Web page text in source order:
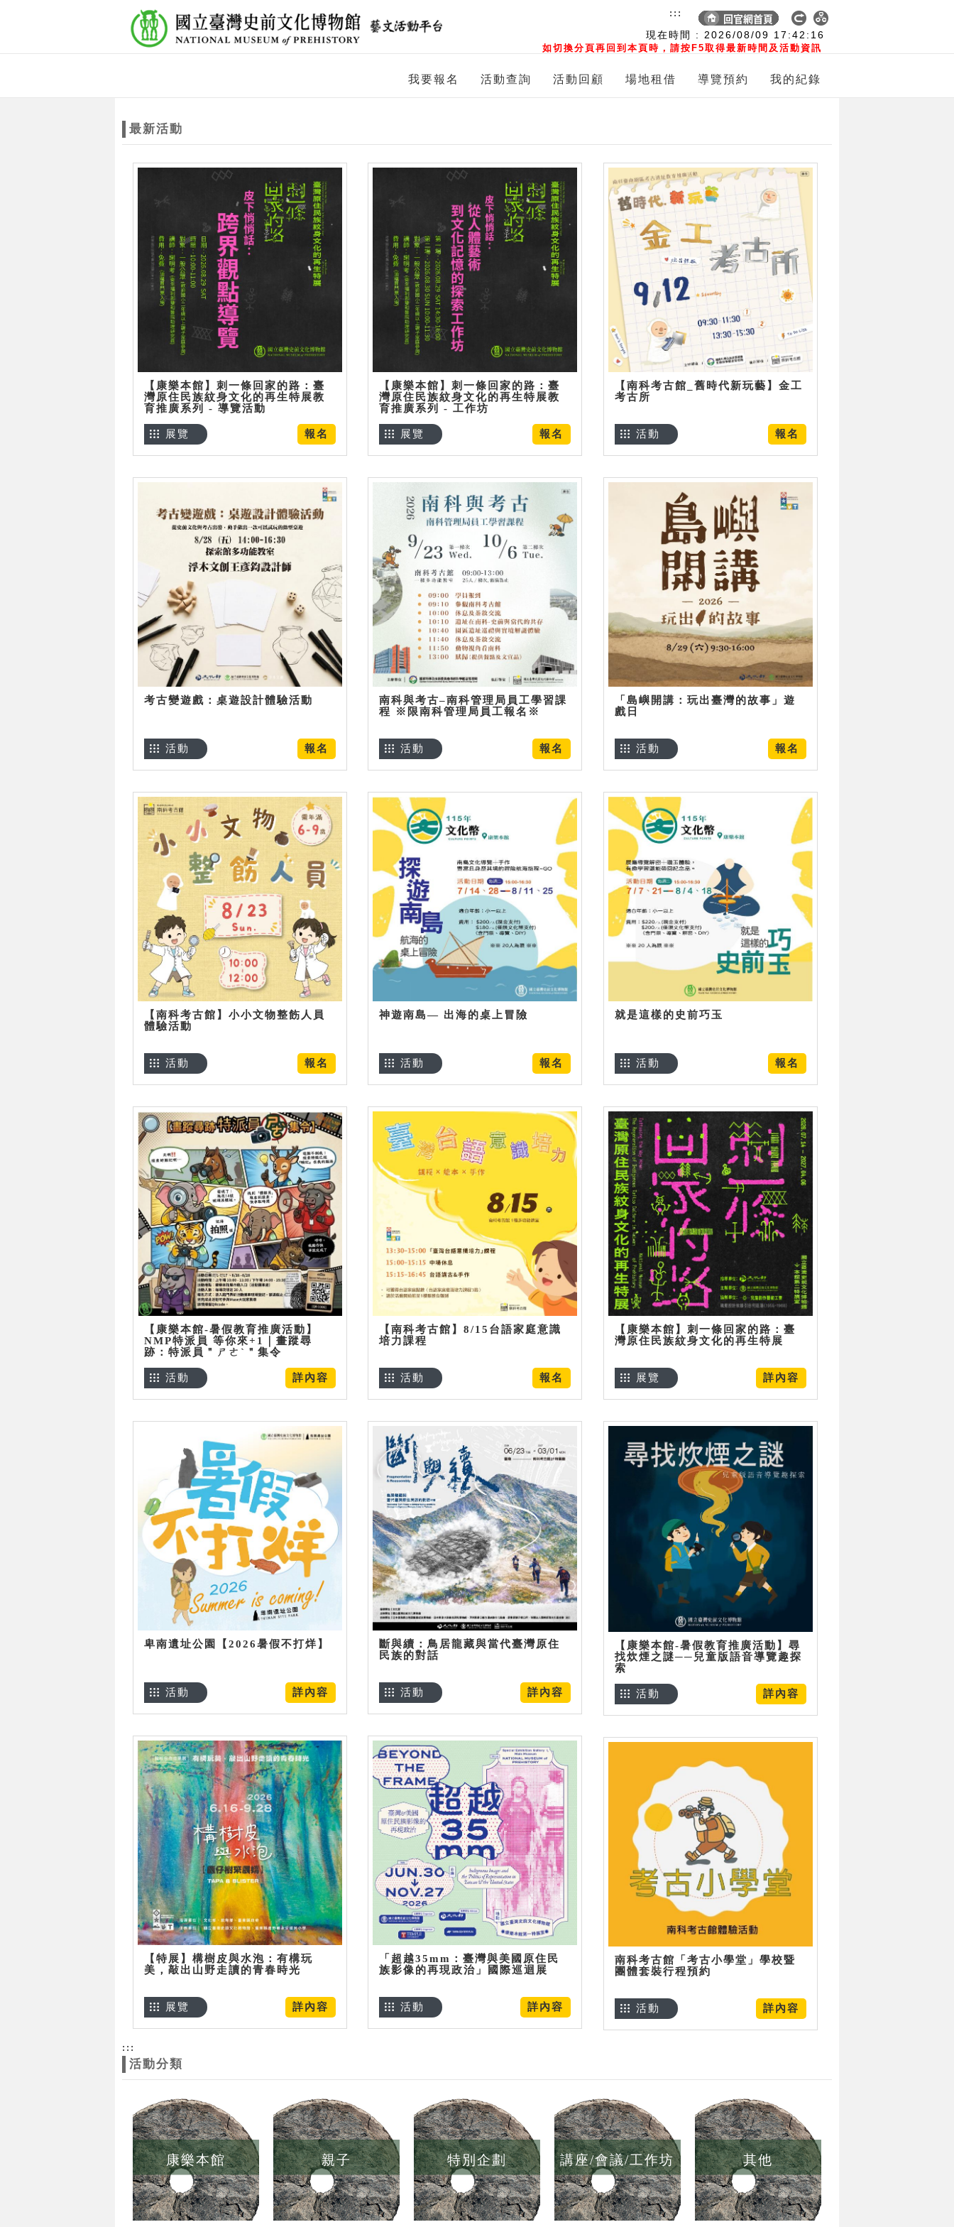
現在時間 : 2026/08/09 17:42:17
如切換分頁再回到本頁時，請按F5取得最新時間及活動資訊
:::
我要報名 活動查詢 活動回顧 場地租借 導覽預約 我的紀錄
最新活動
【康樂本館】刺一條回家的路：臺
灣原住民族紋身文化的再生特展教
育推廣系列 - 導覽活動
報名
展覽
【康樂本館】刺一條回家的路：臺
灣原住民族紋身文化的再生特展教
育推廣系列 - 工作坊
報名
展覽
【南科考古館_舊時代新玩藝】金工
考古所
報名
活動
考古變遊戲：桌遊設計體驗活動
報名
活動
南科與考古–南科管理局員工學習課
程 ※限南科管理局員工報名※
報名
活動
「島嶼開講：玩出臺灣的故事」遊
戲日
報名
活動
【南科考古館】小小文物整飭人員
體驗活動
報名
活動
神遊南島— 出海的桌上冒險
報名
活動
就是這樣的史前巧玉
報名
活動
【康樂本館-暑假教育推廣活動】
NMP特派員 等你來+1｜畫蹤尋
跡：特派員＂ㄕㄜˋ＂集令
詳內容
活動
【南科考古館】8/15台語家庭意識
培力課程
報名
活動
【康樂本館】刺一條回家的路：臺
灣原住民族紋身文化的再生特展
詳內容
展覽
卑南遺址公園【2026暑假不打烊】
詳內容
活動
斷與續：鳥居龍藏與當代臺灣原住
民族的對話
詳內容
活動
【康樂本館-暑假教育推廣活動】尋
找炊煙之謎──兒童版語音導覽趣探
索
詳內容
活動
【特展】構樹皮與水泡：有構玩
美，敲出山野走讀的青春時光
詳內容
展覽
「超越35mm：臺灣與美國原住民
族影像的再現政治」國際巡迴展
詳內容
活動
南科考古館「考古小學堂」學校暨
團體套裝行程預約
詳內容
活動
:::
活動分類
康樂本館 親子 特別企劃 講座/會議/工作坊 其他